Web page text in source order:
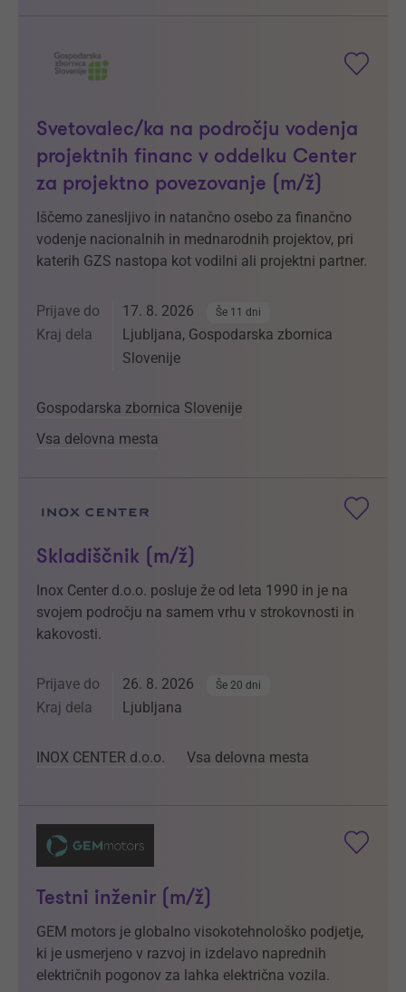
Svetovalec/ka na področju vodenja
projektnih financ v oddelku Center
za projektno povezovanje (m/ž)
Iščemo zanesljivo in natančno osebo za finančno
vodenje nacionalnih in mednarodnih projektov, pri
katerih GZS nastopa kot vodilni ali projektni partner.
Prijave do 17. 8. 2026 Še 11 dni
Kraj dela
Ljubljana, Gospodarska zbornica
Slovenije
Gospodarska zbornica Slovenije
Vsa delovna mesta
Skladiščnik (m/ž)
Inox Center d.o.o. posluje že od leta 1990 in je na
svojem področju na samem vrhu v strokovnosti in
kakovosti.
Prijave do 26. 8. 2026 Še 20 dni
Kraj dela Ljubljana
INOX CENTER d.o.o. Vsa delovna mesta
Testni inženir (m/ž)
GEM motors je globalno visokotehnološko podjetje,
ki je usmerjeno v razvoj in izdelavo naprednih
električnih pogonov za lahka električna vozila.